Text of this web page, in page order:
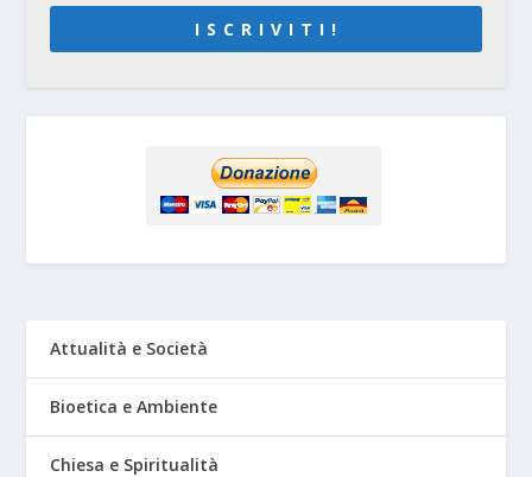
I S C R I V I T I !
Attualità e Società
Bioetica e Ambiente
Chiesa e Spiritualità